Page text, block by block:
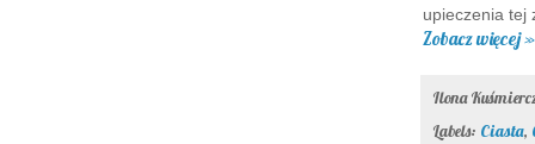
upieczenia tej
Zobacz więcej »
Ilona
Labels: Ciasta,